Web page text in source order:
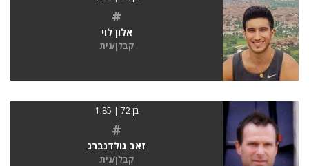
#
אלון לוי
קבלן/נית
בן 72 | 1.85
#
זאב גולדנברג
קבלן/נית